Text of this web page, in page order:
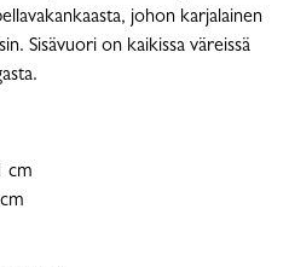
johon karjalainen
Sisävuori on kaikissa väreissä
cm